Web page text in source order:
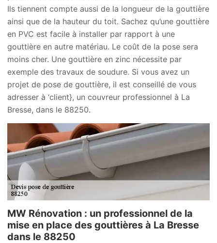
Ils tiennent compte aussi de la longueur de la gouttière
ainsi que de la hauteur du toit. Sachez qu’une gouttière
en PVC est facile à installer par rapport à une
gouttière en autre matériau. Le coût de la pose sera
moins cher. Une gouttière en zinc nécessite par
exemple des travaux de soudure. Si vous avez un
projet de pose de gouttière, il est conseillé de vous
adresser à ‘client}, un couvreur professionnel à La
Bresse, dans le 88250.
MW Rénovation : un professionnel de la
mise en place des gouttières à La Bresse
dans le 88250